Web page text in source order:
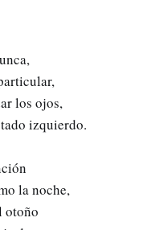
los ojos,
izquierdo.
la noche,
otoño